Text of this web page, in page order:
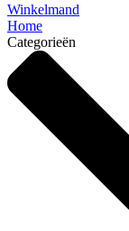
Winkelmand
Home
Categorieën